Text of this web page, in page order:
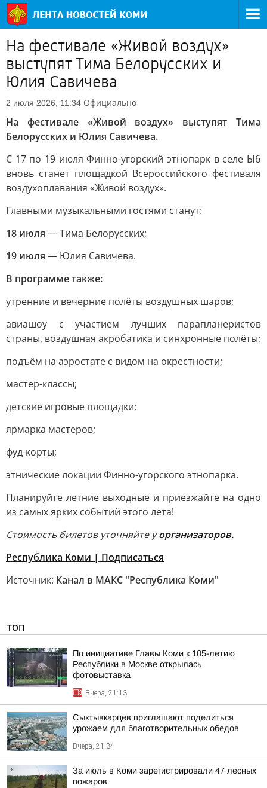
На фестивале «Живой воздух»
выступят Тима Белорусских и
Юлия Савичева
2 июля 2026, 11:34 Официально
На фестивале «Живой воздух» выступят Тима
Белорусских и Юлия Савичева.
С 17 по 19 июля Финно-угорский этнопарк в селе Ыб
вновь станет площадкой Всероссийского фестиваля
воздухоплавания «Живой воздух».
Главными музыкальными гостями станут:
18 июля — Тима Белорусских;
19 июля — Юлия Савичева.
В программе также:
утренние и вечерние полёты воздушных шаров;
авиашоу с участием лучших парапланеристов
страны, воздушная акробатика и синхронные полёты;
подъём на аэростате с видом на окрестности;
мастер-классы;
детские игровые площадки;
ярмарка мастеров;
фуд-корты;
этнические локации Финно-угорского этнопарка.
Планируйте летние выходные и приезжайте на одно
из самых ярких событий этого лета!
Стоимость билетов уточняйте уорганизаторов.
Республика Коми | Подписаться
Источник: Канал в МАКС "Республика Коми"
ТОП
По инициативе Главы Коми к 105-летию
Республики в Москве открылась
фотовыставка
Вчера, 21:13
Сыктывкарцев приглашают поделиться
урожаем для благотворительных обедов
Вчера, 21:34
За июль в Коми зарегистрировали 47 лесных
пожаров